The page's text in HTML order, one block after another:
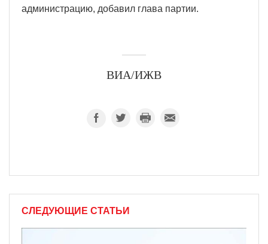
администрацию, добавил глава партии.
ВИА/ИЖВ
СЛЕДУЮЩИЕ СТАТЬИ